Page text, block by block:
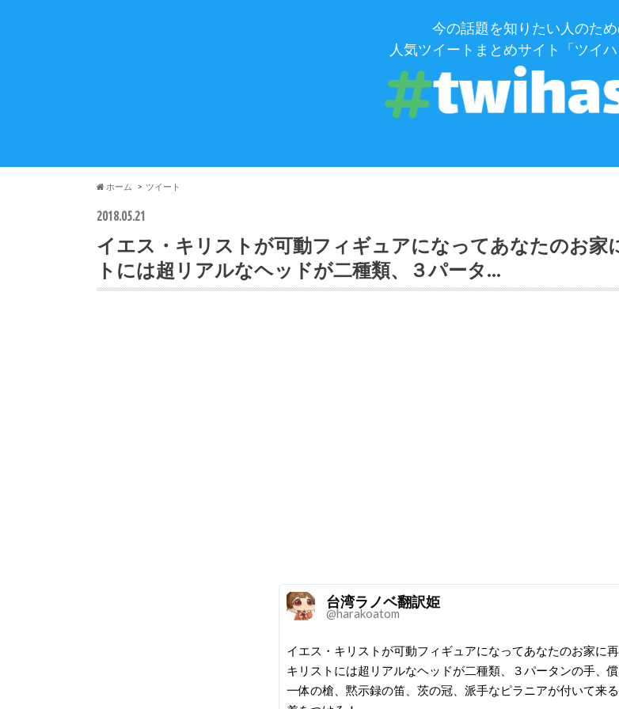
今の話題を知りたい人のた
人気ツイートまとめサイト「ツイハ
ホーム ツイート
2018.05.21
イエス・キリストが可動フィギュアになってあなたのお家
トには超リアルなヘッドが二種類、３パータ…
台湾ラノベ翻訳姫
@harakoatom
イエス・キリストが可動フィギュアになってあなたのお家に
キリストには超リアルなヘッドが二種類、３パータンの手、
一体の槍、黙示録の笛、茨の冠、派手なピラニアが付いて来